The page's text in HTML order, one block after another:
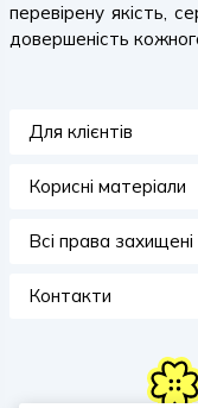
перевірену якість,
довершеність
Для клієнтів
Корисні матеріали
Всi права
Контакти